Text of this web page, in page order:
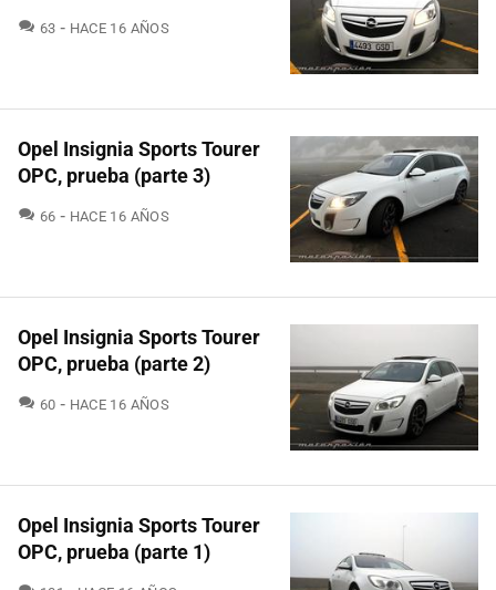
63 COMENTARIOS
HACE 16 AÑOS
Opel Insignia Sports Tourer
OPC, prueba (parte 3)
66 COMENTARIOS
HACE 16 AÑOS
Opel Insignia Sports Tourer
OPC, prueba (parte 2)
60 COMENTARIOS
HACE 16 AÑOS
Opel Insignia Sports Tourer
OPC, prueba (parte 1)